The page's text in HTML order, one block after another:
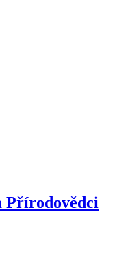
Přírodovědci